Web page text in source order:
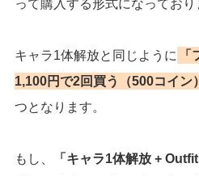
って購入する形式になっており
キャラ1体解放と同じように
1,100円で2回買う（500コイン
つとなります。
もし、 「キャラ1体解放 +